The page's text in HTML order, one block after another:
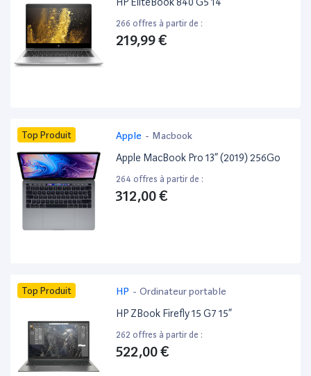
266 offres à partir de :
219,99 €
Top Produit Apple - Macbook
Apple MacBook Pro 13” (2019) 256Go
264 offres à partir de :
312,00 €
Top Produit HP - Ordinateur portable
HP ZBook Firefly 15 G7 15”
262 offres à partir de :
522,00 €